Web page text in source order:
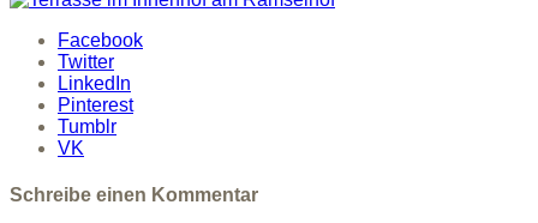
Facebook
Twitter
LinkedIn
Pinterest
Tumblr
VK
Schreibe einen Kommentar